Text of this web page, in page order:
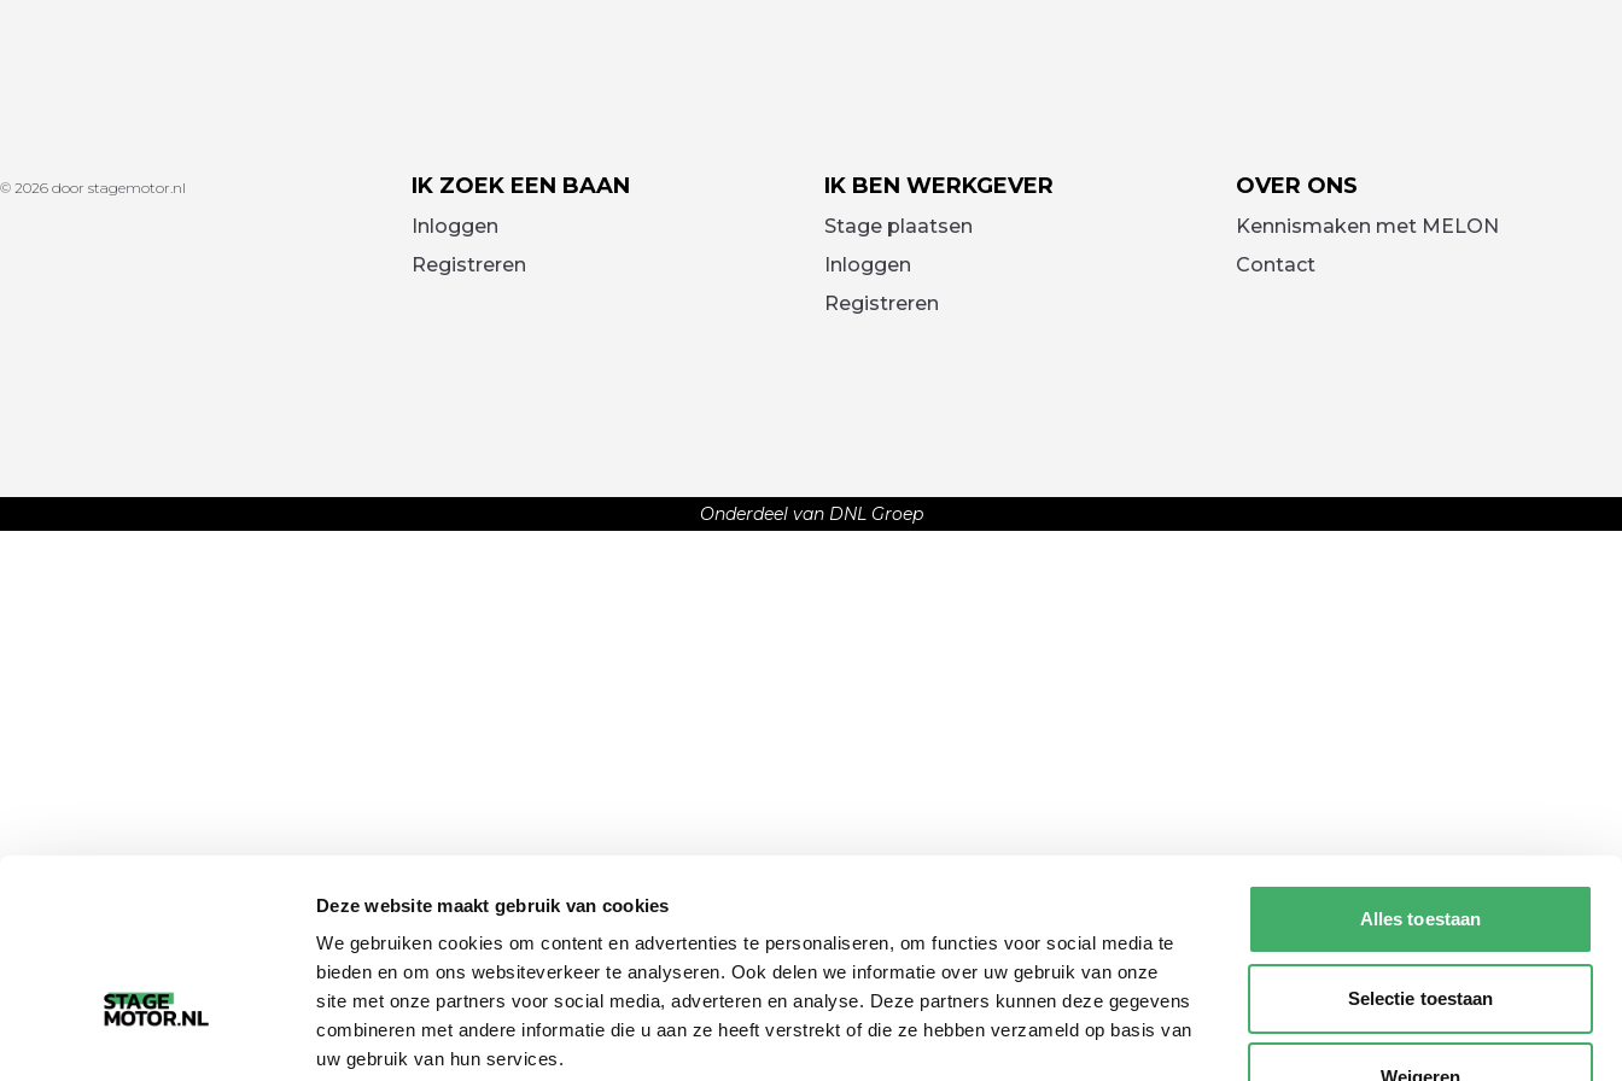
Deze website maakt gebruik van cookies
We gebruiken cookies om content en advertenties te personaliseren, om functies voor social media te
bieden en om ons websiteverkeer te analyseren. Ook delen we informatie over uw gebruik van onze
site met onze partners voor social media, adverteren en analyse. Deze partners kunnen deze gegevens
combineren met andere informatie die u aan ze heeft verstrekt of die ze hebben verzameld op basis van
uw gebruik van hun services.
Alles toestaan
Selectie toestaan
Weigeren
© 2026 door stagemotor.nl IK ZOEK EEN BAAN
Inloggen
Registreren
IK BEN WERKGEVER
Stage plaatsen
Inloggen
Registreren
OVER ONS
Kennismaken met MELON
Contact
Onderdeel van DNL Groep